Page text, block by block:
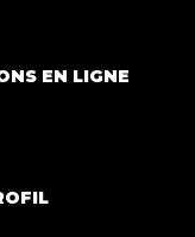
EN LIGNE